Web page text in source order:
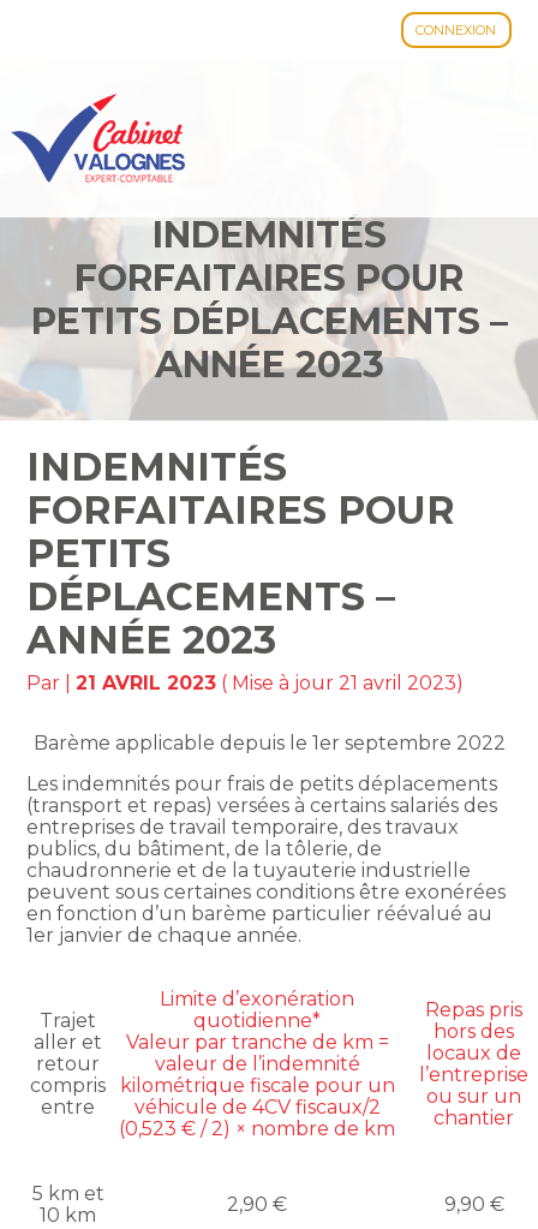
CONNEXION
Aller
contenu
INDEMNITÉS
FORFAITAIRES POUR
PETITS DÉPLACEMENTS –
ANNÉE 2023
INDEMNITÉS
FORFAITAIRES POUR
PETITS
DÉPLACEMENTS –
ANNÉE 2023
Par |21 AVRIL 2023 ( Mise à jour 21 avril 2023)
Barème applicable depuis le 1er septembre 2022
Les indemnités pour frais de petits déplacements
(transport et repas) versées à certains salariés des
entreprises de travail temporaire, des travaux
publics, du bâtiment, de la tôlerie, de
chaudronnerie et de la tuyauterie industrielle
peuvent sous certaines conditions être exonérées
en fonction d’un barème particulier réévalué au
1er janvier de chaque année.
Trajet
aller et
retour
compris
entre
Limite d’exonération
quotidienne*
Valeur par tranche de km =
valeur de l’indemnité
kilométrique fiscale pour un
véhicule de 4CV fiscaux/2
(0,523 € / 2) × nombre de km
Repas pris
hors des
locaux de
l’entreprise
ou sur un
chantier
5 km et
10 km
2,90 € 9,90 €